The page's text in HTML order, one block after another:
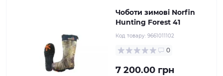
Чоботи зимові Norfin
Hunting Forest 41
Код товару: 9661011102
0
7 200.00 грн